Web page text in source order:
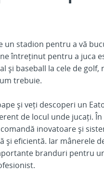
un stadion pentru a vă
întreținut pentru a juca
și baseball la cele de golf,
trebuie.
și veți descoperi un
de locul unde jucați.
inovatoare și
și eficientă. Iar mânerele
branduri pentru